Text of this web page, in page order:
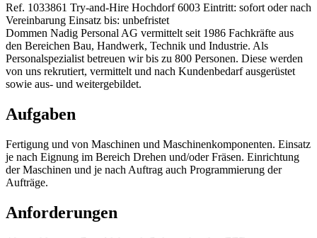
Ref. 1033861 Try-and-Hire Hochdorf 6003 Eintritt: sofort oder nach
Vereinbarung Einsatz bis: unbefristet
Dommen Nadig Personal AG vermittelt seit 1986 Fachkräfte aus
den Bereichen Bau, Handwerk, Technik und Industrie. Als
Personalspezialist betreuen wir bis zu 800 Personen. Diese werden
von uns rekrutiert, vermittelt und nach Kundenbedarf ausgerüstet
sowie aus- und weitergebildet.
Aufgaben
Fertigung und von Maschinen und Maschinenkomponenten. Einsatz
je nach Eignung im Bereich Drehen und/oder Fräsen. Einrichtung
der Maschinen und je nach Auftrag auch Programmierung der
Aufträge.
Anforderungen